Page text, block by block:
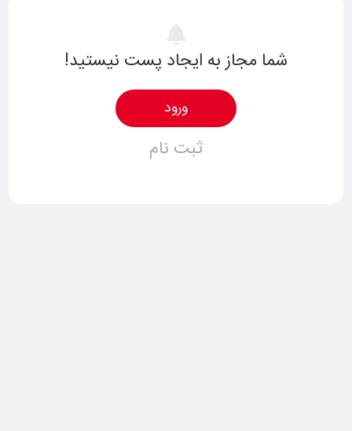
شما مجاز به ایجاد پست نیستید!
ورود
ثبت نام